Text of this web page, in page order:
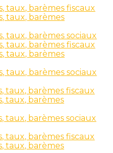
taux, barèmes fiscaux
taux, barèmes
taux, barèmes sociaux
taux, barèmes fiscaux
taux, barèmes
taux, barèmes sociaux
taux, barèmes fiscaux
taux, barèmes
taux, barèmes sociaux
taux, barèmes fiscaux
taux, barèmes